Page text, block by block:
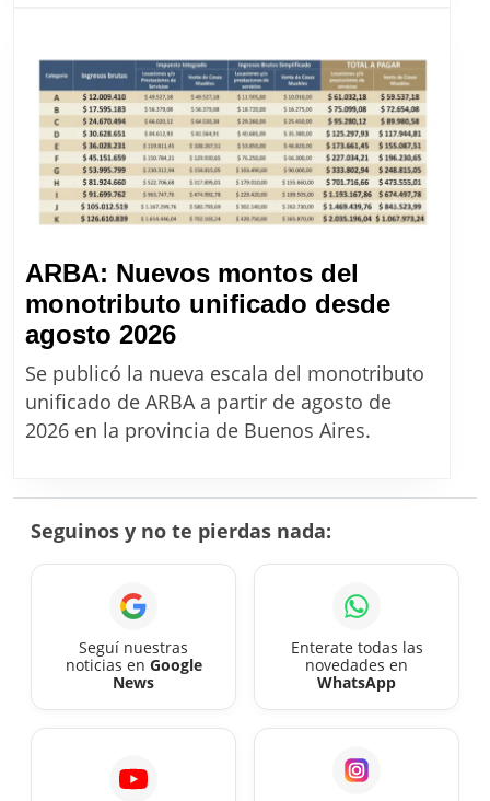
de
ARBA
desde
agosto
2026
ARBA: Nuevos montos del
monotributo unificado desde
agosto 2026ARBA:
Nuevos
montos
del
desde
agosto
2026
Se publicó la nueva escala del monotributo
unificado de ARBA a partir de agosto de
2026 en la provincia de Buenos Aires.
Seguinos y no te pierdas nada:
Seguí nuestras
noticias en Google
News
Enterate todas las
novedades en
WhatsApp